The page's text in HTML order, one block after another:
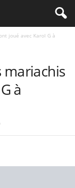
joué avec Karol G à
mariachis
à